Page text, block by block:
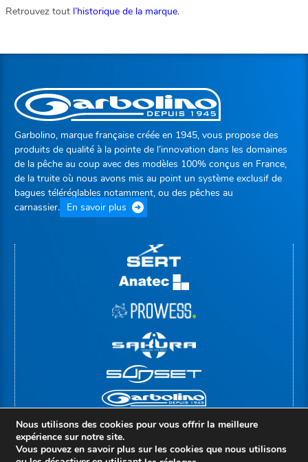
Retrouvez tout l’historique de la marque.
Garbolino, marque française créée en 1945, vous propose des
produits de qualité à la pointe de l’innovation dans les domaines
de la pêche au coup avec des modèles 100% conçus en France,
de la truite où nous avons mis au point un système exclusif de
bagues téléréglables notamment, ou des pêches au
carnassier. En savoir plus
Nous utilisons des cookies pour vous offrir la meilleure
expérience sur notre site.
Vous pouvez en savoir plus sur les cookies que nous utilisons